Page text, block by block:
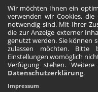
Wir möchten Ihnen ein
verwenden wir Cookies,
notwendig sind. Mit Ihrer
die zur Anzeige externer
genutzt werden. Sie können
zulassen möchten. Bitte
Einstellungen womöglich
Verfügung stehen.
Datenschutzerklärung.
Impressum